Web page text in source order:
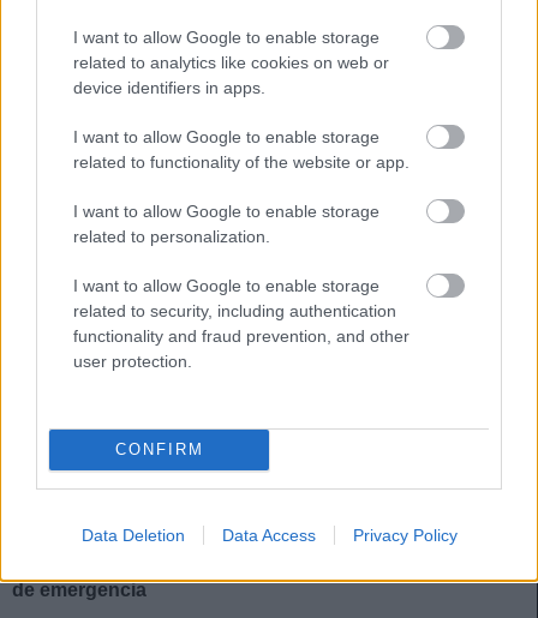
I want to allow Google to enable storage
related to analytics like cookies on web or
device identifiers in apps.
I want to allow Google to enable storage
related to functionality of the website or app.
I want to allow Google to enable storage
related to personalization.
I want to allow Google to enable storage
related to security, including authentication
functionality and fraud prevention, and other
user protection.
CONFIRM
Data Deletion Data Access Privacy Policy
de los jugadores sancionados para la jornada 23 por
acumulación de amonestaciones. El técnico merengue
podría seguir confiando en Eden Hazard como titular,
haciendo las funciones de extremo izquierdo. La derecha
quedaría para Rodrygo o Marco Asensio.
Se agita el mercado. ¿Buenos refuerzos para
Comunio?
El mercado de fichajes se está
moviendo durante los últimos días,
con fichajes de renombre y mucho
de emergencia